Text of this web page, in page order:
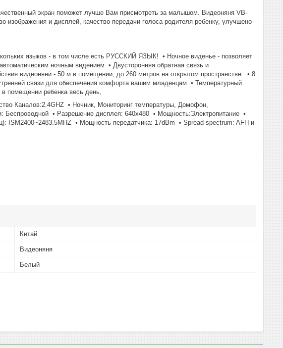
экран поможет лучше Вам присмотреть за малышом. Видеоняня VB-
и дисплей, качество передачи голоса родителя ребенку, улучшено
языков - в том числе есть РУССКИЙ ЯЗЫК! • Ночное виденье - позволяет
ночным видением • Двусторонняя обратная связь и
видеоняни - 50 м в помещении, до 260 метров на открытом пространстве. • 8
связи для обеспечения комфорта вашим младенцам • Температурный
помещении ребенка весь день,
Каналов:2.4GHZ • Ночник, Мониторинг температуры, Домофон,
• Разрешение дисплея: 640x480 • Мощность:Электропитание •
ISM2400~2483.5MHZ • Мощность передатчика: 17dBm • Spread spectrum: AFH и
Китай
Видеоняня
Белый